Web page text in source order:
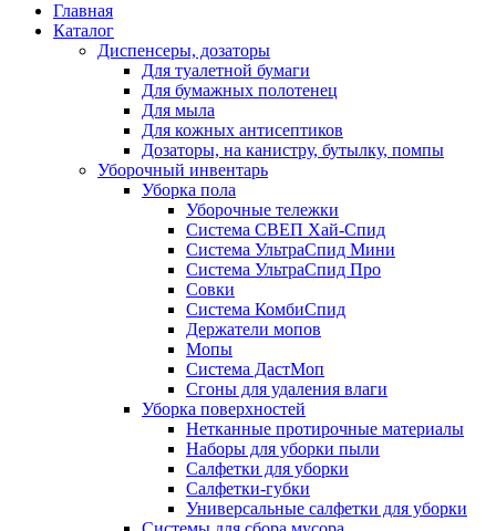
Главная
Каталог
Диспенсеры, дозаторы
Для туалетной бумаги
Для бумажных полотенец
Для мыла
Для кожных антисептиков
Дозаторы, на канистру, бутылку, помпы
Уборочный инвентарь
Уборка пола
Уборочные тележки
Система СВЕП Хай-Спид
Система УльтраСпид Мини
Система УльтраСпид Про
Совки
Система КомбиСпид
Держатели мопов
Мопы
Система ДастМоп
Сгоны для удаления влаги
Уборка поверхностей
Нетканные протирочные материалы
Наборы для уборки пыли
Салфетки для уборки
Салфетки-губки
Универсальные салфетки для уборки